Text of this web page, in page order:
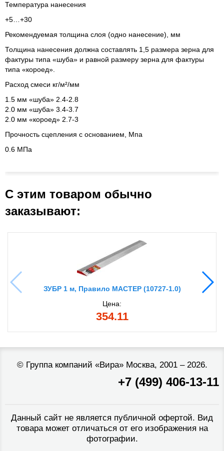
Температура нанесения
+5…+30
Рекомендуемая толщина слоя (одно нанесение), мм
Толщина нанесения должна составлять 1,5 размера зерна для
фактуры типа «шуба» и равной размеру зерна для фактуры
типа «короед».
Расход смеси кг/м²/мм
1.5 мм «шуба» 2.4-2.8
2.0 мм «шуба» 3.4-3.7
2.0 мм «короед» 2.7-3
Прочность сцепления с основанием, Мпа
0.6 МПа
С этим товаром обычно
заказывают:
ЗУБР 1 м, Правило МАСТЕР (10727-1.0)
Цена:
354.11
© Группа компаний «Вира»Москва, 2001 – 2026.
+7 (499) 406-13-11
Данный сайт не является публичной офертой. Вид
товара может отличаться от его изображения на
фотографии.